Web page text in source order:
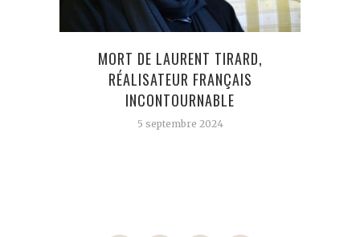
MORT DE LAURENT TIRARD,
RÉALISATEUR FRANÇAIS
INCONTOURNABLE
5 septembre 2024